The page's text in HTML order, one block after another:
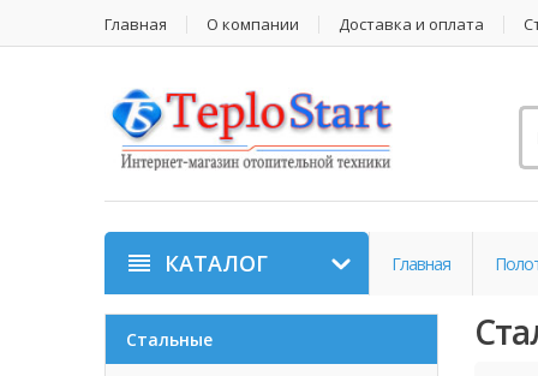
Главная О компании Доставка и оплата
КАТАЛОГ Главная
Стальные